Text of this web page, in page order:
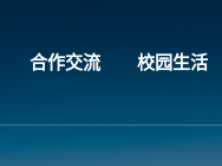
合作交流 校园生活